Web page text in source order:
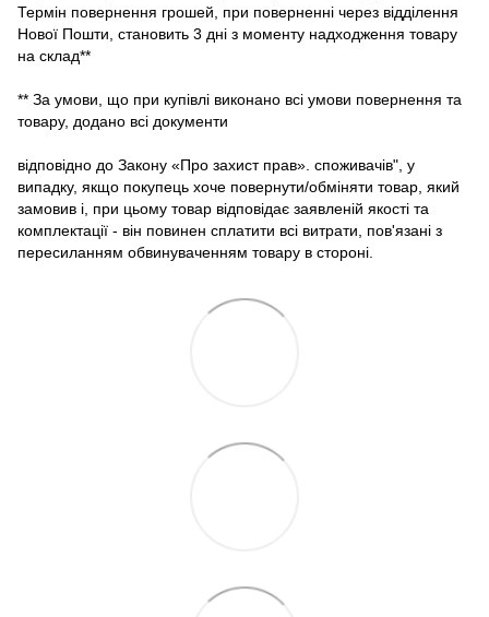
Термін повернення грошей, при поверненні через відділення
Нової Пошти, становить 3 дні з моменту надходження товару
на склад**
** За умови, що при купівлі виконано всі умови повернення та
товару, додано всі документи
відповідно до Закону «Про захист прав». споживачів", у
випадку, якщо покупець хоче повернути/обміняти товар, який
замовив і, при цьому товар відповідає заявленій якості та
комплектації - він повинен сплатити всі витрати, пов'язані з
пересиланням обвинуваченням товару в стороні.